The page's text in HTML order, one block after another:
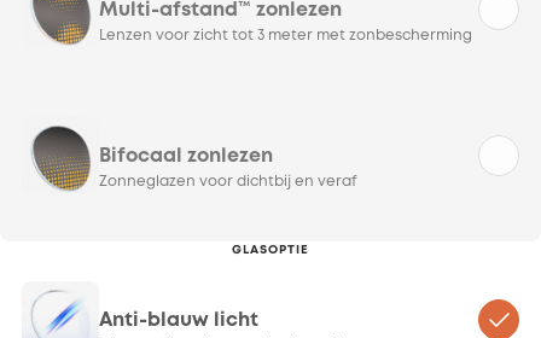
Multi-afstand™ zonlezen
Lenzen voor zicht tot 3 meter met zonbescherming
Bifocaal zonlezen
Zonneglazen voor dichtbij en veraf
GLASOPTIE
Anti-blauw licht